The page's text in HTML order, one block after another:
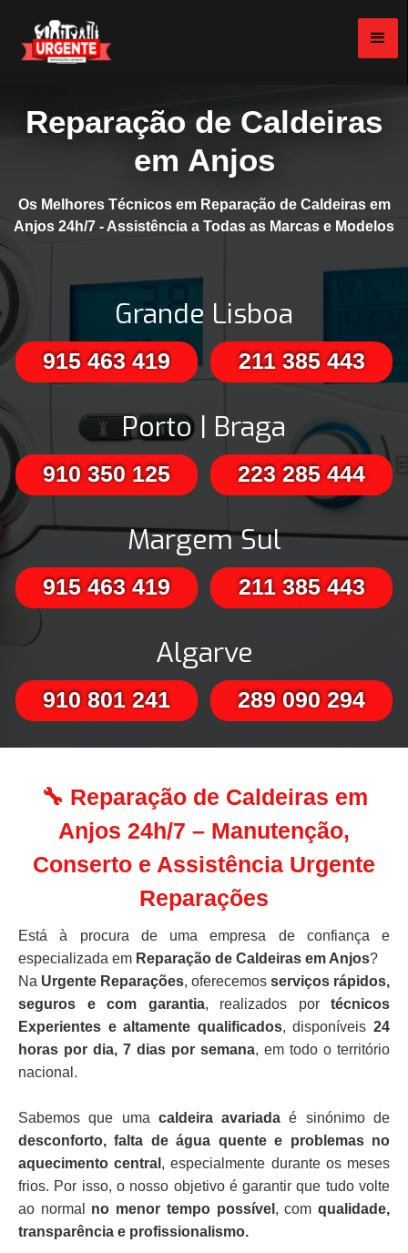
Reparação de Caldeiras
em Anjos
Os Melhores Técnicos em Reparação de Caldeiras em
Anjos 24h/7 - Assistência a Todas as Marcas e Modelos
Grande Lisboa
915 463 419 211 385 443
Porto | Braga
910 350 125 223 285 444
Margem Sul
915 463 419 211 385 443
Algarve
910 801 241 289 090 294
🔧 Reparação de Caldeiras em
Anjos 24h/7 – Manutenção,
Conserto e Assistência Urgente
Reparações
Está à procura de uma empresa de confiança e
especializada em Reparação de Caldeiras em Anjos?
Na Urgente Reparações, oferecemos serviços rápidos,
seguros e com garantia, realizados por técnicos
Experientes e altamente qualificados, disponíveis24
horas por dia, 7 dias por semana, em todo o território
nacional.
Sabemos que uma caldeira avariada é sinónimo de
desconforto, falta de água quente e problemas no
aquecimento central , especialmente durante os meses
frios. Por isso, o nosso objetivo é garantir que tudo volte
ao normal no menor tempo possível , comqualidade,
transparência e profissionalismo.